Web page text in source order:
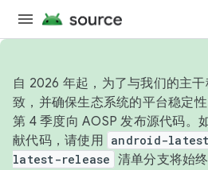
自 2026 年起，为了与我们的主
致，并确保生态系统的平台稳定
第 4 季度向 AOSP 发布源代码。
献代码，请使用 android-
latest-release 清单分支将始